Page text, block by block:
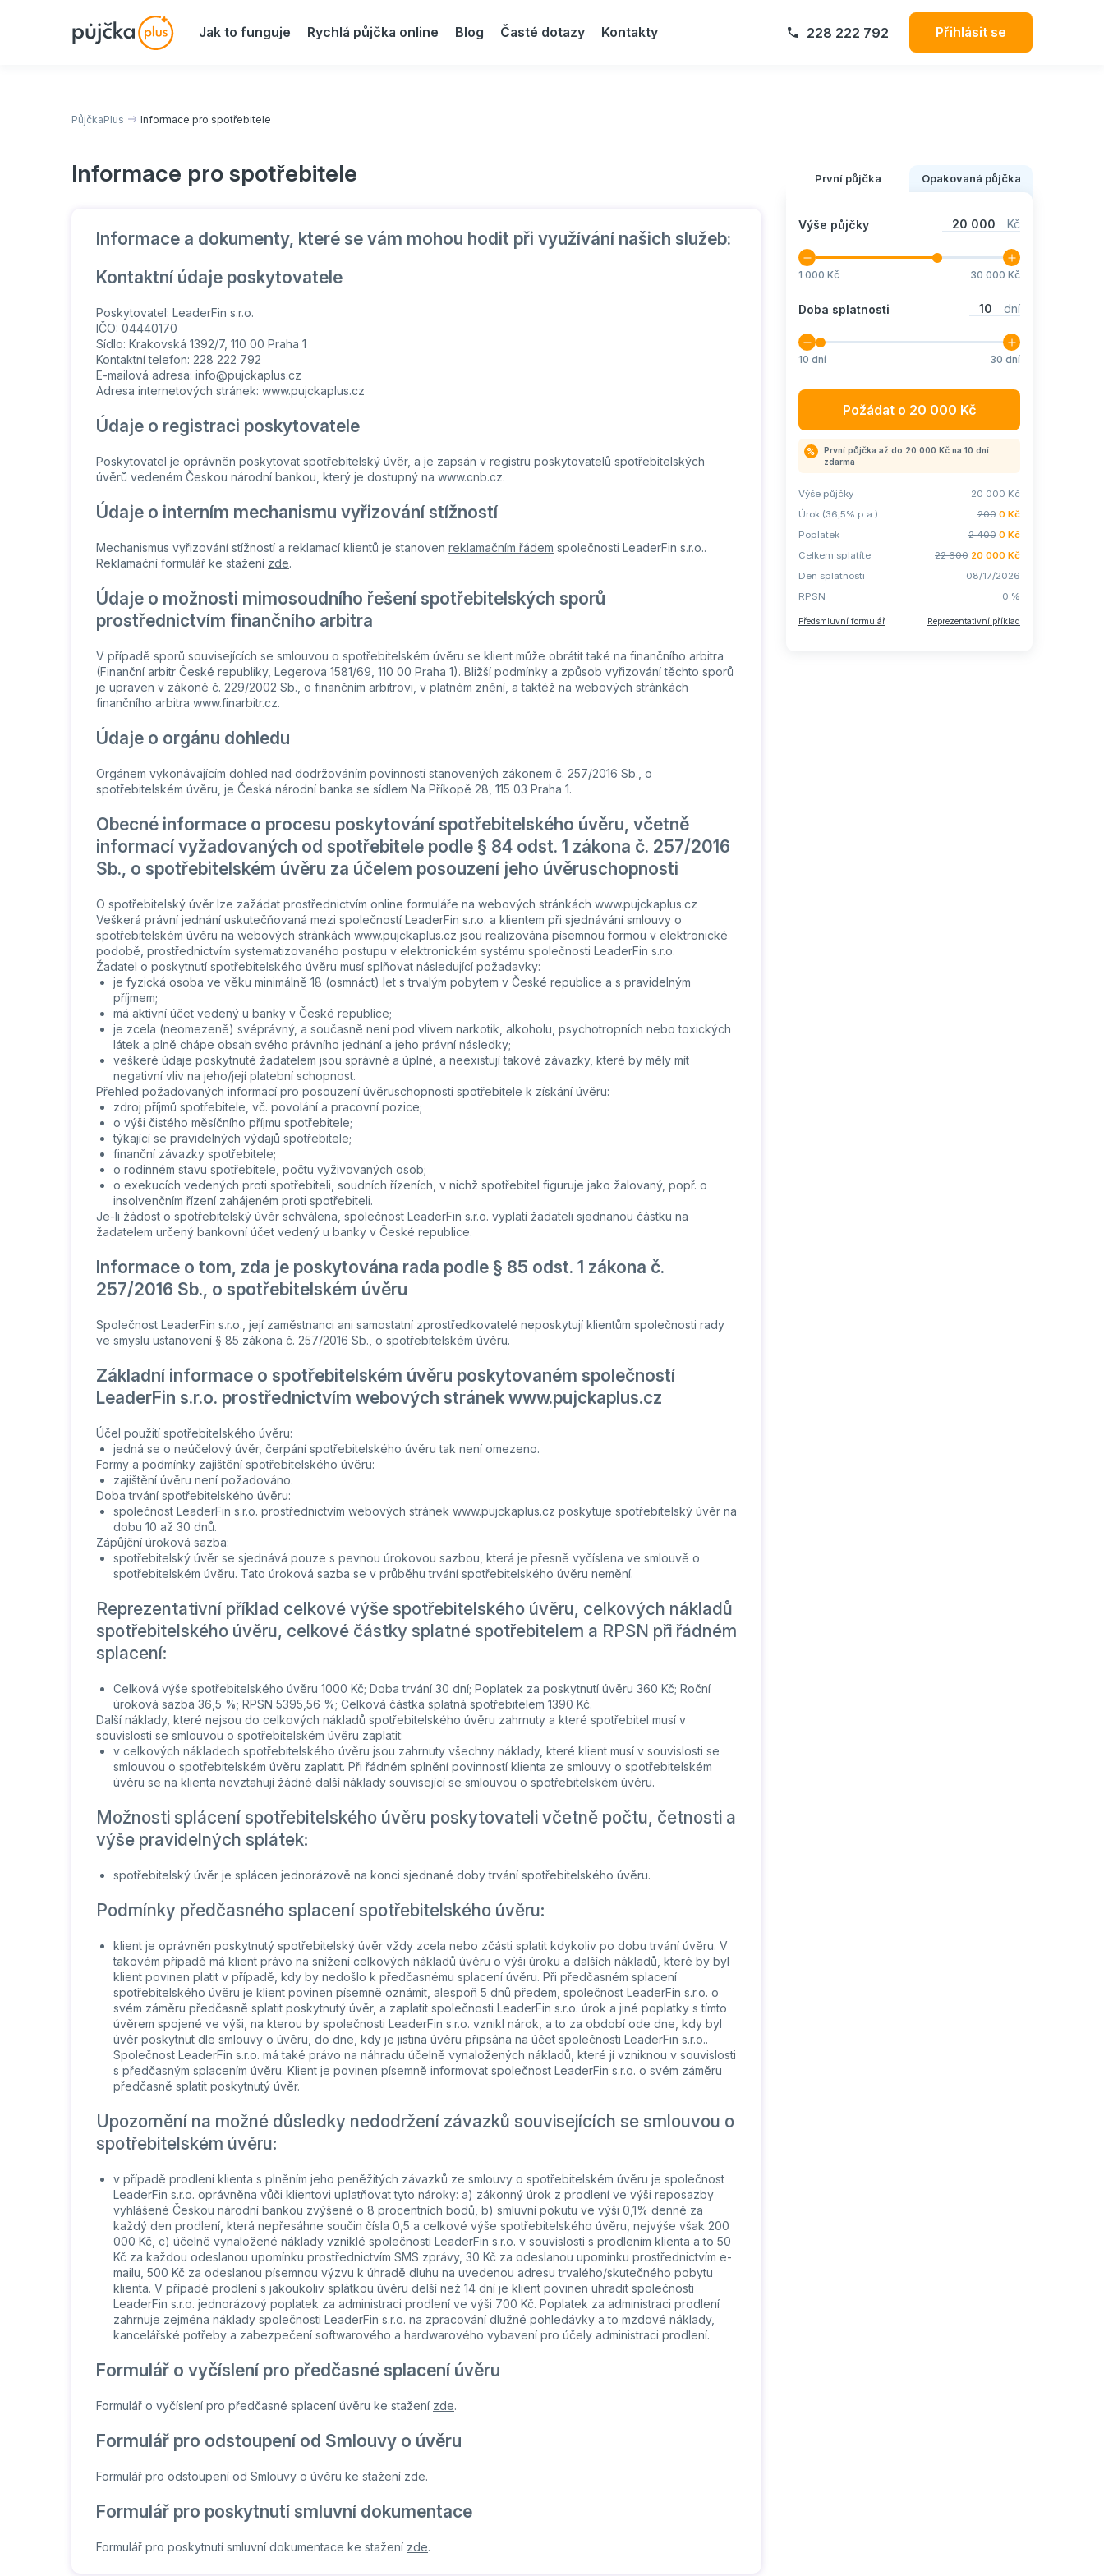
Jak to funguje Rychlá půjčka online Blog Časté dotazy Kontakty 228 222 792 Přihlásit se
PůjčkaPlus Informace pro spotřebitele
Informace pro spotřebitele
Informace a dokumenty, které se vám mohou hodit při využívání našich služeb:
Kontaktní údaje poskytovatele
Poskytovatel: LeaderFin s.r.o.
IČO: 04440170
Sídlo: Krakovská 1392/7, 110 00 Praha 1
Kontaktní telefon: 228 222 792
E-mailová adresa: info@pujckaplus.cz
Adresa internetových stránek: www.pujckaplus.cz
Údaje o registraci poskytovatele
Poskytovatel je oprávněn poskytovat spotřebitelský úvěr, a je zapsán v registru poskytovatelů spotřebitelských
úvěrů vedeném Českou národní bankou, který je dostupný na www.cnb.cz.
Údaje o interním mechanismu vyřizování stížností
Mechanismus vyřizování stížností a reklamací klientů je stanoven reklamačním řádem společnosti LeaderFin s.r.o..
Reklamační formulář ke stažení zde.
Údaje o možnosti mimosoudního řešení spotřebitelských sporů
prostřednictvím finančního arbitra
V případě sporů souvisejících se smlouvou o spotřebitelském úvěru se klient může obrátit také na finančního arbitra
(Finanční arbitr České republiky, Legerova 1581/69, 110 00 Praha 1). Bližší podmínky a způsob vyřizování těchto sporů
je upraven v zákoně č. 229/2002 Sb., o finančním arbitrovi, v platném znění, a taktéž na webových stránkách
finančního arbitra www.finarbitr.cz.
Údaje o orgánu dohledu
Orgánem vykonávajícím dohled nad dodržováním povinností stanovených zákonem č. 257/2016 Sb., o
spotřebitelském úvěru, je Česká národní banka se sídlem Na Příkopě 28, 115 03 Praha 1.
Obecné informace o procesu poskytování spotřebitelského úvěru, včetně
informací vyžadovaných od spotřebitele podle § 84 odst. 1 zákona č. 257/2016
Sb., o spotřebitelském úvěru za účelem posouzení jeho úvěruschopnosti
O spotřebitelský úvěr lze zažádat prostřednictvím online formuláře na webových stránkách www.pujckaplus.cz
Veškerá právní jednání uskutečňovaná mezi společností LeaderFin s.r.o. a klientem při sjednávání smlouvy o
spotřebitelském úvěru na webových stránkách www.pujckaplus.cz jsou realizována písemnou formou v elektronické
podobě, prostřednictvím systematizovaného postupu v elektronickém systému společnosti LeaderFin s.r.o.
Žadatel o poskytnutí spotřebitelského úvěru musí splňovat následující požadavky:
je fyzická osoba ve věku minimálně 18 (osmnáct) let s trvalým pobytem v České republice a s pravidelným
příjmem;
má aktivní účet vedený u banky v České republice;
je zcela (neomezeně) svéprávný, a současně není pod vlivem narkotik, alkoholu, psychotropních nebo toxických
látek a plně chápe obsah svého právního jednání a jeho právní následky;
veškeré údaje poskytnuté žadatelem jsou správné a úplné, a neexistují takové závazky, které by měly mít
negativní vliv na jeho/její platební schopnost.
Přehled požadovaných informací pro posouzení úvěruschopnosti spotřebitele k získání úvěru:
zdroj příjmů spotřebitele, vč. povolání a pracovní pozice;
o výši čistého měsíčního příjmu spotřebitele;
týkající se pravidelných výdajů spotřebitele;
finanční závazky spotřebitele;
o rodinném stavu spotřebitele, počtu vyživovaných osob;
o exekucích vedených proti spotřebiteli, soudních řízeních, v nichž spotřebitel figuruje jako žalovaný, popř. o
insolvenčním řízení zahájeném proti spotřebiteli.
Je-li žádost o spotřebitelský úvěr schválena, společnost LeaderFin s.r.o. vyplatí žadateli sjednanou částku na
žadatelem určený bankovní účet vedený u banky v České republice.
Informace o tom, zda je poskytována rada podle § 85 odst. 1 zákona č.
257/2016 Sb., o spotřebitelském úvěru
Společnost LeaderFin s.r.o., její zaměstnanci ani samostatní zprostředkovatelé neposkytují klientům společnosti rady
ve smyslu ustanovení § 85 zákona č. 257/2016 Sb., o spotřebitelském úvěru.
Základní informace o spotřebitelském úvěru poskytovaném společností
LeaderFin s.r.o. prostřednictvím webových stránek www.pujckaplus.cz
Účel použití spotřebitelského úvěru:
jedná se o neúčelový úvěr, čerpání spotřebitelského úvěru tak není omezeno.
Formy a podmínky zajištění spotřebitelského úvěru:
zajištění úvěru není požadováno.
Doba trvání spotřebitelského úvěru:
společnost LeaderFin s.r.o. prostřednictvím webových stránek www.pujckaplus.cz poskytuje spotřebitelský úvěr na
dobu 10 až 30 dnů.
Zápůjční úroková sazba:
spotřebitelský úvěr se sjednává pouze s pevnou úrokovou sazbou, která je přesně vyčíslena ve smlouvě o
spotřebitelském úvěru. Tato úroková sazba se v průběhu trvání spotřebitelského úvěru nemění.
Reprezentativní příklad celkové výše spotřebitelského úvěru, celkových nákladů
spotřebitelského úvěru, celkové částky splatné spotřebitelem a RPSN při řádném
splacení:
Celková výše spotřebitelského úvěru 1000 Kč; Doba trvání 30 dní; Poplatek za poskytnutí úvěru 360 Kč; Roční
úroková sazba 36,5 %; RPSN 5395,56 %; Celková částka splatná spotřebitelem 1390 Kč.
Další náklady, které nejsou do celkových nákladů spotřebitelského úvěru zahrnuty a které spotřebitel musí v
souvislosti se smlouvou o spotřebitelském úvěru zaplatit:
v celkových nákladech spotřebitelského úvěru jsou zahrnuty všechny náklady, které klient musí v souvislosti se
smlouvou o spotřebitelském úvěru zaplatit. Při řádném splnění povinností klienta ze smlouvy o spotřebitelském
úvěru se na klienta nevztahují žádné další náklady související se smlouvou o spotřebitelském úvěru.
Možnosti splácení spotřebitelského úvěru poskytovateli včetně počtu, četnosti a
výše pravidelných splátek:
spotřebitelský úvěr je splácen jednorázově na konci sjednané doby trvání spotřebitelského úvěru.
Podmínky předčasného splacení spotřebitelského úvěru:
klient je oprávněn poskytnutý spotřebitelský úvěr vždy zcela nebo zčásti splatit kdykoliv po dobu trvání úvěru. V
takovém případě má klient právo na snížení celkových nákladů úvěru o výši úroku a dalších nákladů, které by byl
klient povinen platit v případě, kdy by nedošlo k předčasnému splacení úvěru. Při předčasném splacení
spotřebitelského úvěru je klient povinen písemně oznámit, alespoň 5 dnů předem, společnost LeaderFin s.r.o. o
svém záměru předčasně splatit poskytnutý úvěr, a zaplatit společnosti LeaderFin s.r.o. úrok a jiné poplatky s tímto
úvěrem spojené ve výši, na kterou by společnosti LeaderFin s.r.o. vznikl nárok, a to za období ode dne, kdy byl
úvěr poskytnut dle smlouvy o úvěru, do dne, kdy je jistina úvěru připsána na účet společnosti LeaderFin s.r.o..
Společnost LeaderFin s.r.o. má také právo na náhradu účelně vynaložených nákladů, které jí vzniknou v souvislosti
s předčasným splacením úvěru. Klient je povinen písemně informovat společnost LeaderFin s.r.o. o svém záměru
předčasně splatit poskytnutý úvěr.
Upozornění na možné důsledky nedodržení závazků souvisejících se smlouvou o
spotřebitelském úvěru:
v případě prodlení klienta s plněním jeho peněžitých závazků ze smlouvy o spotřebitelském úvěru je společnost
LeaderFin s.r.o. oprávněna vůči klientovi uplatňovat tyto nároky: a) zákonný úrok z prodlení ve výši reposazby
vyhlášené Českou národní bankou zvýšené o 8 procentních bodů, b) smluvní pokutu ve výši 0,1% denně za
každý den prodlení, která nepřesáhne součin čísla 0,5 a celkové výše spotřebitelského úvěru, nejvýše však 200
000 Kč, c) účelně vynaložené náklady vzniklé společnosti LeaderFin s.r.o. v souvislosti s prodlením klienta a to 50
Kč za každou odeslanou upomínku prostřednictvím SMS zprávy, 30 Kč za odeslanou upomínku prostřednictvím e-
mailu, 500 Kč za odeslanou písemnou výzvu k úhradě dluhu na uvedenou adresu trvalého/skutečného pobytu
klienta. V případě prodlení s jakoukoliv splátkou úvěru delší než 14 dní je klient povinen uhradit společnosti
LeaderFin s.r.o. jednorázový poplatek za administraci prodlení ve výši 700 Kč. Poplatek za administraci prodlení
zahrnuje zejména náklady společnosti LeaderFin s.r.o. na zpracování dlužné pohledávky a to mzdové náklady,
kancelářské potřeby a zabezpečení softwarového a hardwarového vybavení pro účely administraci prodlení.
Formulář o vyčíslení pro předčasné splacení úvěru
Formulář o vyčíslení pro předčasné splacení úvěru ke stažení zde.
Formulář pro odstoupení od Smlouvy o úvěru
Formulář pro odstoupení od Smlouvy o úvěru ke stažení zde.
Formulář pro poskytnutí smluvní dokumentace
Formulář pro poskytnutí smluvní dokumentace ke stažení zde.
První půjčka Opakovaná půjčka
Výše půjčky 20 000 Kč
1 000 Kč 30 000 Kč
Doba splatnosti 10 dní
10 dní 30 dní
Požádat o 20 000 Kč
První půjčka až do 20 000 Kč na 10 dní
zdarma
Výše půjčky 20 000 Kč
Úrok (36,5% p.a.)
200 0 Kč
Poplatek
2 400 0 Kč
Celkem splatíte
22 600 20 000 Kč
Den splatnosti
08/17/2026
RPSN
0 %
Předsmluvní formulář Reprezentativní příklad